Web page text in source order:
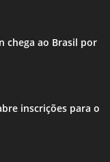
chega ao Brasil por
inscrições para o